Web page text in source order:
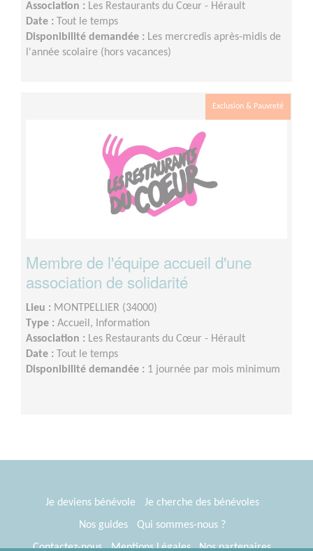
Association : Les Restaurants du Cœur - Hérault
Date : Tout le temps
Disponibilité demandée : Les mercredis après-midis de
l'année scolaire (hors vacances)
Exclusion & Pauvreté
Membre de l'équipe accueil d'une
association de solidarité
Lieu : MONTPELLIER (34000)
Type : Accueil, Information
Association : Les Restaurants du Cœur - Hérault
Date : Tout le temps
Disponibilité demandée : 1 journée par mois minimum
Je deviens bénévole
Je cherche des bénévoles
Nos guides
Qui sommes-nous ?
Contactez-nous
Mentions Légales Nos partenaires